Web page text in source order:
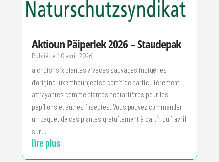
Aktioun Päiperlek 2026 – Staudepak
10 avril 2026
a choisi six plantes vivaces sauvages indigènes
d’origine luxembourgeoise certifiée particulièrement
attrayantes comme plantes nectarifères pour les
papillons et autres insectes. Vous pouvez commander
un paquet de ces plantes gratuitement à partir du 1 avril
sur...
lire plus